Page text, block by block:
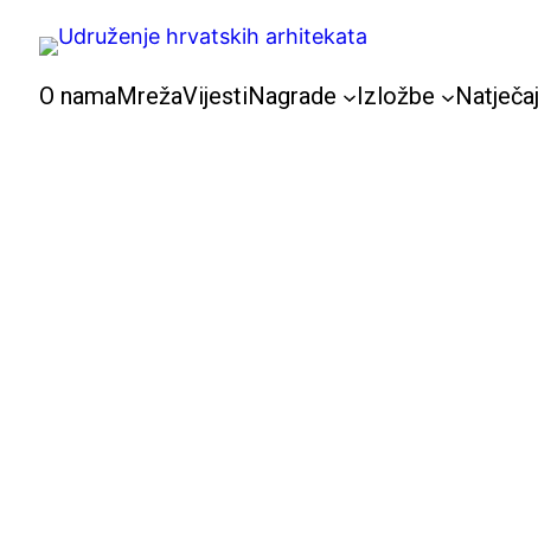
Skoči
sadržaja
O namaMrežaVijestiNagrade Izložbe